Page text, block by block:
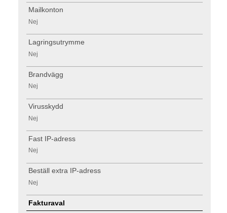
Mailkonton
Nej
Lagringsutrymme
Nej
Brandvägg
Nej
Virusskydd
Nej
Fast IP-adress
Nej
Beställ extra IP-adress
Nej
Fakturaval